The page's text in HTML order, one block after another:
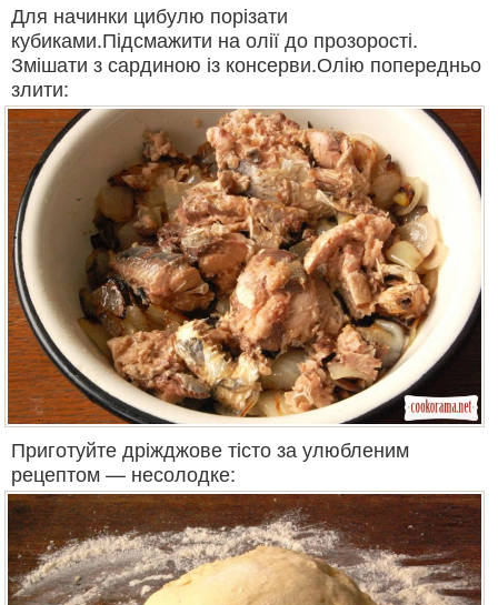
Для начинки цибулю порізати
кубиками.Підсмажити на олії до прозорості.
Змішати з сардиною із консерви.Олію попередньо
злити:
Приготуйте дріжджове тісто за улюбленим
рецептом — несолодке: